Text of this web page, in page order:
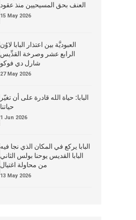
العنف بحق المسيحيين منذ عقود
15 May 2026
العبوديَّة بين اعتذار البابا لاوُن
الرابع عشر وصرخة القدِّيس
شارل دي فوكو
27 May 2026
البابا: حياة الله قادرة على أن تغيّر
حياتنا
1 Jun 2026
البابا يركع في المكان الذي نجا فيه
البابا القديس يوحنا بولس الثاني
من محاولة اغتيال
13 May 2026